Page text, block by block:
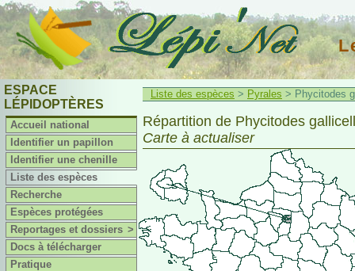
ESPACE
LÉPIDOPTÈRES
Accueil national
Identifier un papillon
Identifier une chenille
Liste des espèces
Recherche
Espèces protégées
Reportages et dossiers >
Docs à télécharger
Pratique
Liste des espèces > Pyrales > Phycitodes
Répartition de Phycitodes
Carte à actualiser